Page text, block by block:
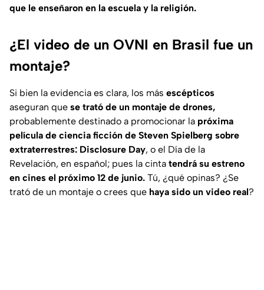
que le enseñaron en la escuela y la religión.
¿El video de un OVNI en Brasil fue un
montaje?
Si bien la evidencia es clara, los más escépticos
aseguran que se trató de un montaje de drones,
probablemente destinado a promocionar la próxima
película de ciencia ficción de Steven Spielberg sobre
extraterrestres: Disclosure Day, o el Día de la
Revelación, en español; pues la cinta tendrá su estreno
en cines el próximo 12 de junio. Tú, ¿qué opinas? ¿Se
trató de un montaje o crees que haya sido un video real?